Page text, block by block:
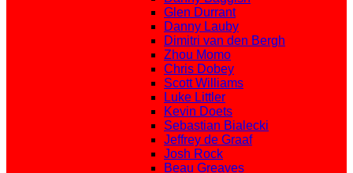
Glen Durrant
Danny Lauby
Dimitri van den Bergh
Zhou Momo
Chris Dobey
Scott Williams
Luke Littler
Kevin Doets
Sebastian Bialecki
Jeffrey de Graaf
Josh Rock
Beau Greaves